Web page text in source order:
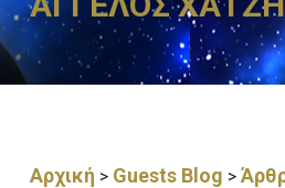
Αρχική > Guests Blog >